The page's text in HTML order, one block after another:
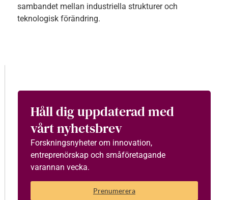
sambandet mellan industriella strukturer och
teknologisk förändring.
Håll dig uppdaterad med
vårt nyhetsbrev
Forskningsnyheter om innovation,
entreprenörskap och småföretagande
varannan vecka.
Prenumerera